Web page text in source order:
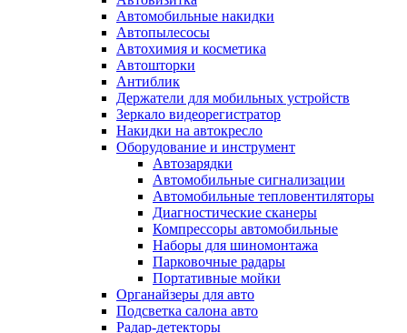
Автомобильные накидки
Автопылесосы
Автохимия и косметика
Автошторки
Антиблик
Держатели для мобильных устройств
Зеркало видеорегистратор
Накидки на автокресло
Оборудование и инструмент
Автозарядки
Автомобильные сигнализации
Автомобильные тепловентиляторы
Диагностические сканеры
Компрессоры автомобильные
Наборы для шиномонтажа
Парковочные радары
Портативные мойки
Органайзеры для авто
Подсветка салона авто
Радар-детекторы